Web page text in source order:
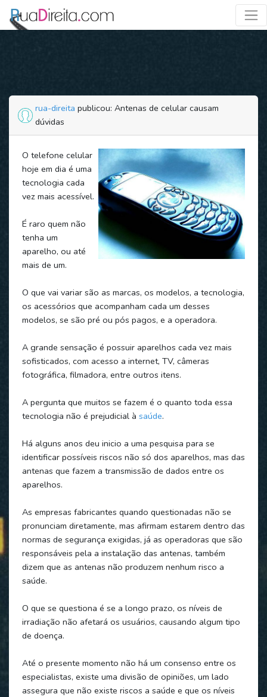
rua-direita publicou: Antenas de celular causam
dúvidas
O telefone celular
hoje em dia é uma
tecnologia cada
vez mais acessível.
É raro quem não
tenha um
aparelho, ou até
mais de um.
O que vai variar são as marcas, os modelos, a tecnologia,
os acessórios que acompanham cada um desses
modelos, se são pré ou pós pagos, e a operadora.
A grande sensação é possuir aparelhos cada vez mais
sofisticados, com acesso a internet, TV, câmeras
fotográfica, filmadora, entre outros itens.
A pergunta que muitos se fazem é o quanto toda essa
tecnologia não é prejudicial à saúde.
Há alguns anos deu inicio a uma pesquisa para se
identificar possíveis riscos não só dos aparelhos, mas das
antenas que fazem a transmissão de dados entre os
aparelhos.
As empresas fabricantes quando questionadas não se
pronunciam diretamente, mas afirmam estarem dentro das
normas de segurança exigidas, já as operadoras que são
responsáveis pela a instalação das antenas, também
dizem que as antenas não produzem nenhum risco a
saúde.
O que se questiona é se a longo prazo, os níveis de
irradiação não afetará os usuários, causando algum tipo
de doença.
Até o presente momento não há um consenso entre os
especialistas, existe uma divisão de opiniões, um lado
assegura que não existe riscos a saúde e que os níveis